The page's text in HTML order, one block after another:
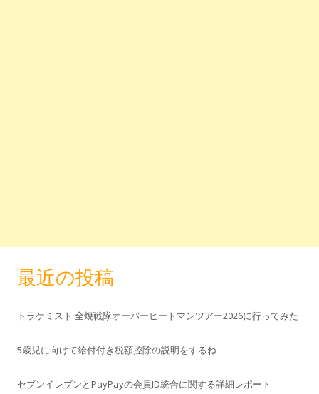
最近の投稿
トラケミスト 全焼戦隊オーバーヒートマンツアー2026に行ってみた
5歳児に向けて給付付き税額控除の説明をするね
セブンイレブンとPayPayの会員ID統合に関する詳細レポート